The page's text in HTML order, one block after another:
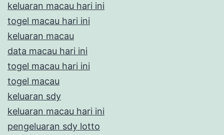
keluaran macau hari ini
togel macau hari ini
keluaran macau
data macau hari ini
togel macau hari ini
togel macau
keluaran sdy
keluaran macau hari ini
pengeluaran sdy lotto